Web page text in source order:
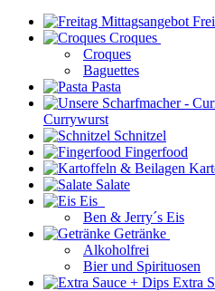
Croques
Croques
Baguettes
Pasta
Currywurst
Schnitzel
Fingerfood
Salate
Eis
Ben & Jerry´s Eis
Getränke
Alkoholfrei
Bier und Spirituosen
Extra